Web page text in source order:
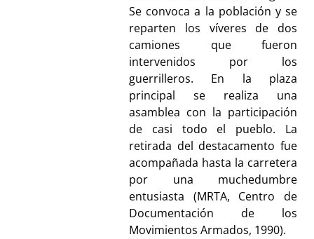
Se convoca a la población y se
reparten los víveres de dos
camiones que fueron
intervenidos por los
guerrilleros. En la plaza
principal se realiza una
asamblea con la participación
de casi todo el pueblo. La
retirada del destacamento fue
acompañada hasta la carretera
por una muchedumbre
entusiasta (MRTA, Centro de
Documentación de los
Movimientos Armados, 1990).